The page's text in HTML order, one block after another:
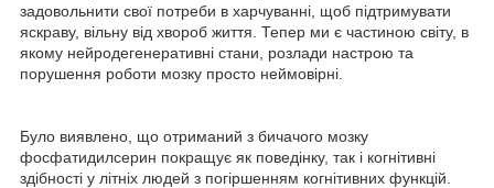
задовольнити свої потреби в харчуванні, щоб підтримувати
яскраву, вільну від хвороб життя. Тепер ми є частиною світу, в
якому нейродегенеративні стани, розлади настрою та
порушення роботи мозку просто неймовірні.
Було виявлено, що отриманий з бичачого мозку
фосфатидилсерин покращує як поведінку, так і когнітивні
здібності у літніх людей з погіршенням когнітивних функцій.